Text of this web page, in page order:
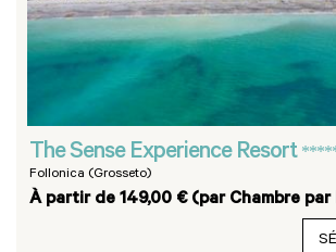
The Sense Experience Resort
Follonica (Grosseto)
À partir de 149,00 € (par Chambre